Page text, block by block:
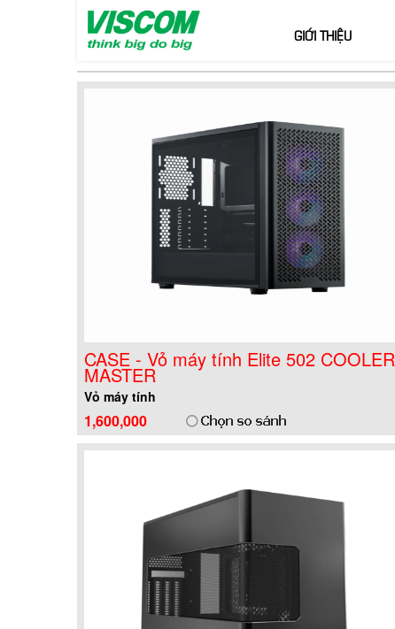
GIỚI THIỆU
CASE - Vỏ máy tính Elite 502 COOLER
MASTER
Vỏ máy tính
1,600,000